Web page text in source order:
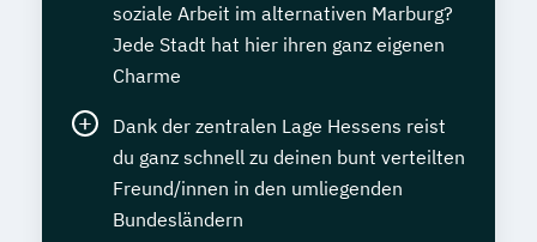
soziale Arbeit im alternativen Marburg?
Jede Stadt hat hier ihren ganz eigenen
Charme
Dank der zentralen Lage Hessens reist
du ganz schnell zu deinen bunt verteilten
Freund/innen in den umliegenden
Bundesländern